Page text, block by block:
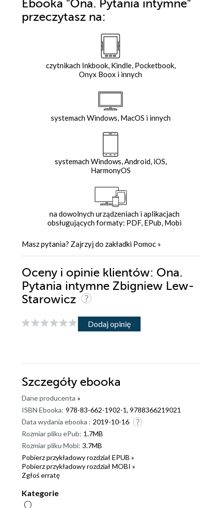
Ebooka "Ona. Pytania intymne"
przeczytasz na:
czytnikach Inkbook, Kindle, Pocketbook,
Onyx Boox i innych
systemach Windows, MacOS i innych
systemach Windows, Android, iOS,
HarmonyOS
na dowolnych urządzeniach i aplikacjach
obsługujących formaty: PDF, EPub, Mobi
Masz pytania? Zajrzyj do zakładki Pomoc »
Oceny i opinie klientów: Ona.
Pytania intymne Zbigniew Lew-
Starowicz
Dodaj opinię
Szczegóły ebooka
Dane producenta »
ISBN Ebooka: 978-83-662-1902-1, 9788366219021
Data wydania ebooka : 2019-10-16
Rozmiar pliku ePub: 1.7MB
Rozmiar pliku Mobi: 3.7MB
Pobierz przykładowy rozdział EPUB »
Pobierz przykładowy rozdział MOBI »
Zgłoś erratę
Kategorie